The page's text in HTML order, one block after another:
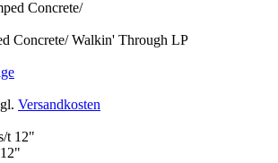
Concrete/ Walkin' Through LP
Versandkosten